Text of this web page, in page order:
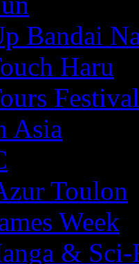
Bandai
Haru
Festival
Asia
Toulon
Week
&